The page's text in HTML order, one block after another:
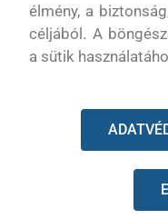
Fordulatszámláló/lengés
élmény, a
céljából. A
a sütik